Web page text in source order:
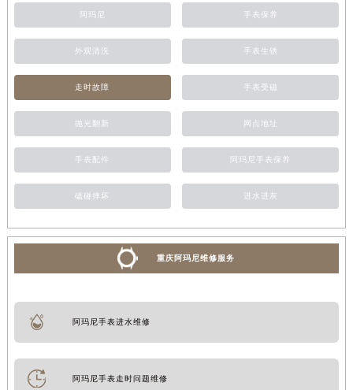
阿玛尼 手表保养
外观清洗 手表生锈
走时故障 手表受磁
抛光翻新 网点地址
手表配件 阿玛尼手表保养
磕碰摔坏 进水进灰
重庆阿玛尼维修服务
阿玛尼手表进水维修
阿玛尼手表走时问题维修